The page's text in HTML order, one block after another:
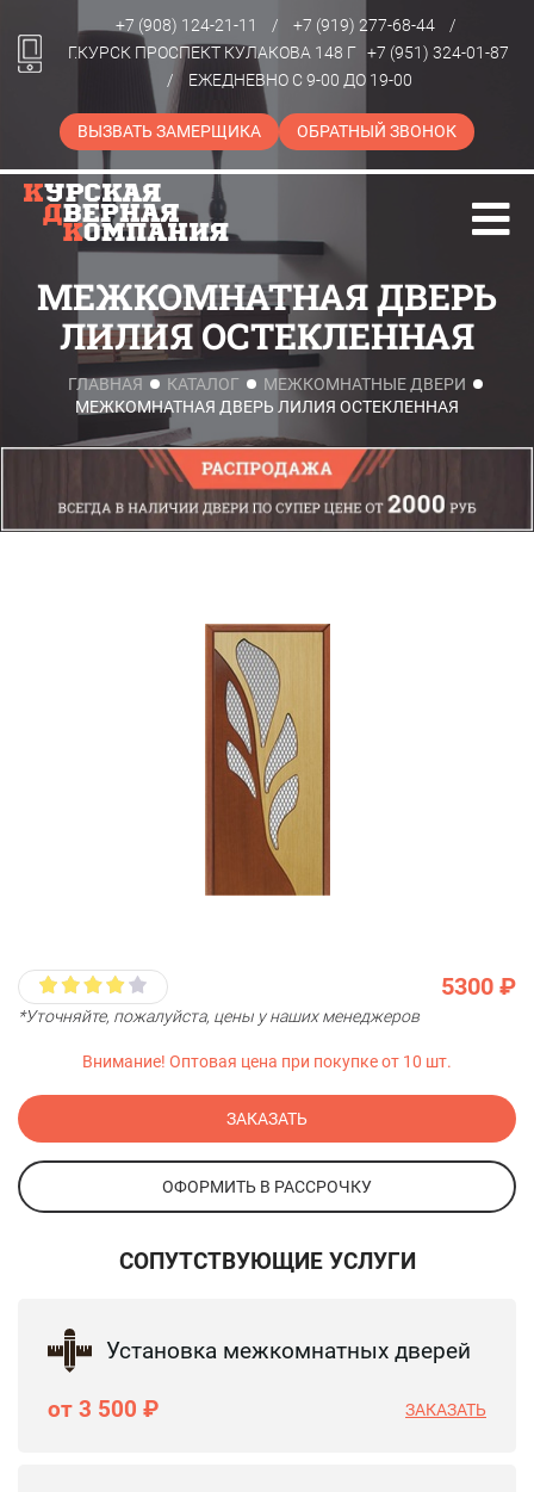
+7 (908) 124-21-11 / +7 (919) 277-68-44
/
Г.КУРСК ПРОСПЕКТ КУЛАКОВА 148 Г +7 (951) 324-01-87
/
ЕЖЕДНЕВНО С 9-00 ДО 19-00
ВЫЗВАТЬ ЗАМЕРЩИКА ОБРАТНЫЙ ЗВОНОК
МЕЖКОМНАТНАЯ ДВЕРЬ
ЛИЛИЯ ОСТЕКЛЕННАЯ
ГЛАВНАЯ КАТАЛОГ
МЕЖКОМНАТНЫЕ ДВЕРИ
МЕЖКОМНАТНАЯ ДВЕРЬ ЛИЛИЯ ОСТЕКЛЕННАЯ
5300 ₽
*Уточняйте, пожалуйста, цены у наших менеджеров
Внимание! Оптовая цена при покупке от 10 шт.
ЗАКАЗАТЬ
ОФОРМИТЬ В РАССРОЧКУ
СОПУТСТВУЮЩИЕ УСЛУГИ
Установка межкомнатных дверей
от 3 500 ₽ ЗАКАЗАТЬ